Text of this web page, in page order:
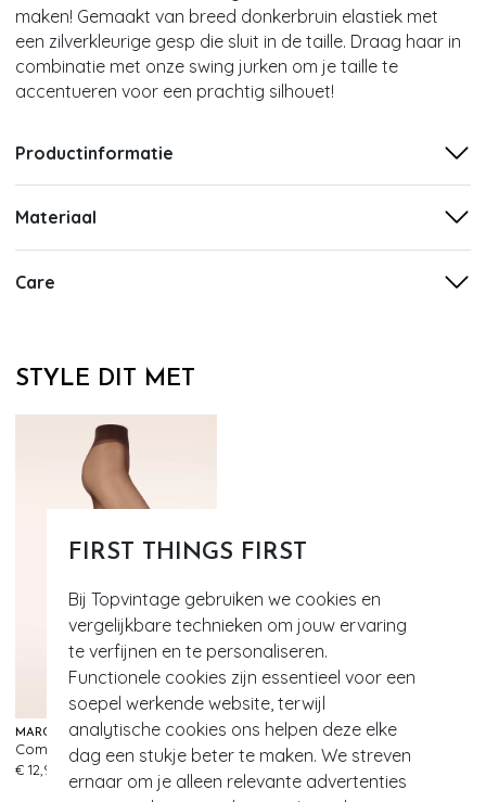
FIRST THINGS FIRST
Bij Topvintage gebruiken we cookies en
vergelijkbare technieken om jouw ervaring
te verfijnen en te personaliseren.
Functionele cookies zijn essentieel voor een
soepel werkende website, terwijl
analytische cookies ons helpen deze elke
dag een stukje beter te maken. We streven
ernaar om je alleen relevante advertenties
maken! Gemaakt van breed donkerbruin elastiek met
een zilverkleurige gesp die sluit in de taille. Draag haar in
combinatie met onze swing jurken om je taille te
accentueren voor een prachtig silhouet!
Productinformatie
Materiaal
Care
STYLE DIT MET
MARCMARCS
Comfort 20 Den panty in mokka
€ 12,95
114